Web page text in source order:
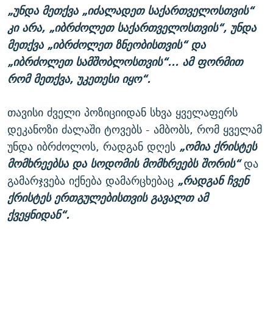
„უნდა მეთქვა „იძალადეთ საქართველოსთვის“
კი არა, „იბრძოლეთ საქართველოსთვის“, უნდა
მეთქვა „იბრძოლეთ ზნეობისთვის“ და
„იბრძოლეთ სამშობლოსთვის“... ამ ფორმით
რომ მეთქვა, უკეთესი იყო“.
თავისი ძველი პოზიციიდან სხვა ყველაფერს
დეკანოზი ძალაში ტოვებს - ამბობს, რომ ყველამ
უნდა იბრძოლოს, რადგან დღეს „ომია ქრისტეს
მომხრეებსა და სოდომის მომხრეებს შორის“და
გამარჯვება იქნება დამარცხებაც „რადგან ჩვენ
ქრისტეს ერთგულებისთვის გავალთ ამ
ქვეყნიდან“.